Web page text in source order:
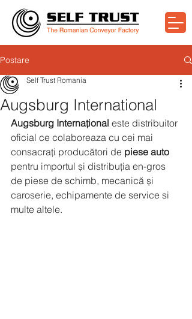
Postare
Augsburg International
Self Trust Romania
Augsburg Internațional este distribuitor
oficial ce colaboreaza cu cei mai
consacrați producători de piese auto
pentru importul și distribuția en-gros
de piese de schimb, mecanică și
caroserie, echipamente de service si
multe altele.